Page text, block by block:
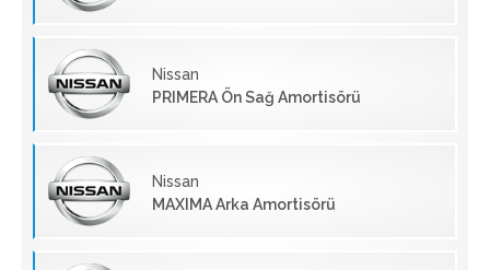
Nissan
PRIMERA Ön Sağ Amortisörü
Nissan
MAXIMA Arka Amortisörü